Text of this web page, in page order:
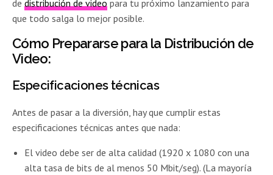
dedistribución de video para tu próximo lanzamiento para
que todo salga lo mejor posible.
Cómo Prepararse para la Distribución de
Video:
Especificaciones técnicas
Antes de pasar a la diversión, hay que cumplir estas
especificaciones técnicas antes que nada:
El video debe ser de alta calidad (1920 x 1080 con una
alta tasa de bits de al menos 50 Mbit/seg). (La mayoría